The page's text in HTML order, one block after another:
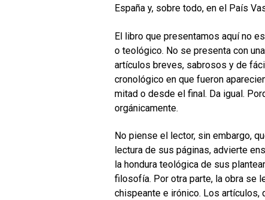
España y, sobre todo, en el País
El libro que presentamos aquí no
o teológico. No se presenta con
artículos breves, sabrosos y de
cronológico en que fueron
mitad o desde el final. Da igual.
orgánicamente.
No piense el lector, sin embargo,
lectura de sus páginas, advierte
la hondura teológica de sus
filosofía. Por otra parte, la obra se
chispeante e irónico. Los artículos,